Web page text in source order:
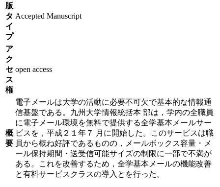
版
タ
イ
プ
Accepted Manuscript
ア
ク
セ
ス
権
open access
概
要
電子メールは大学の活動に必要不可欠で基本的な情報通
信基盤である。九州大学情報統括本 部は，学内の全職員
に電子メール環境を無料で提供する全学基本メールサー
ビスを，平成２１年７ 月に開始した。このサービスは職
員から概ね好評であるものの，メールボックス容量・メ
ール保持期間・送受信可能サイズの制限に一部で不満が
ある。これを改善するため，全学基本メールの機能改善
と有料サービスクラスの導入とを行った。